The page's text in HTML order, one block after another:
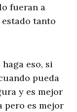
fueran a
tanto
eso, si
pueda
y es mejor
pero es mejor